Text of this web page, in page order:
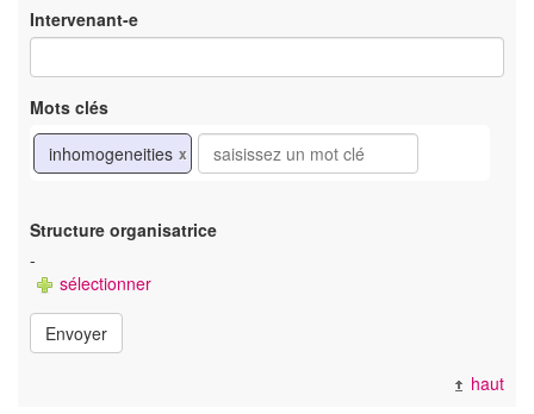
Intervenant-e
Mots clés
inhomogeneities x
Structure organisatrice
-
sélectionner
Envoyer
haut